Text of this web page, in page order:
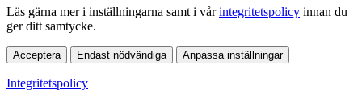
Läs gärna mer i inställningarna samt i vårintegritetspolicy innan du
ger ditt samtycke.
Acceptera Endast nödvändiga Anpassa inställningar
Integritetspolicy